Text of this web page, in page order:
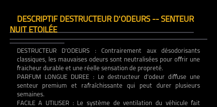
DESCRIPTIF DESTRUCTEUR D'ODEURS -- SENTEUR
NUIT ETOILÉE
DESTRUCTEUR D’ODEURS : Contrairement aux désodorisants
classiques, les mauvaises odeurs sont neutralisées pour offrir une
fraicheur durable et une réelle sensation de propreté.
PARFUM LONGUE DUREE : Le destructeur d’odeur diffuse une
senteur premium et rafraîchissante qui peut durer plusieurs
semaines.
FACILE A UTILISER : Le système de ventilation du véhicule fait